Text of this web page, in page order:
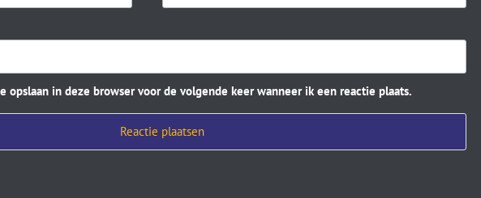
opslaan in deze browser voor de volgende keer wanneer ik een reactie plaats.